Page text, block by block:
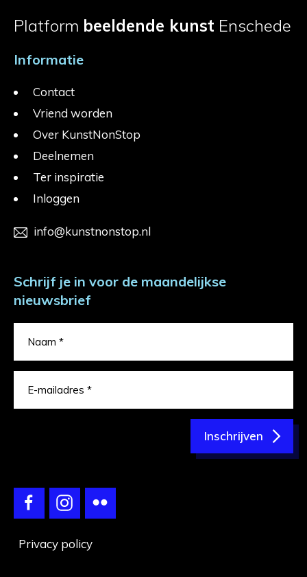
Platform beeldende kunst Enschede
Informatie
Contact
Vriend worden
Over KunstNonStop
Deelnemen
Ter inspiratie
Inloggen
info@kunstnonstop.nl
Schrijf je in voor de maandelijkse
nieuwsbrief
Inschrijven
Privacy policy